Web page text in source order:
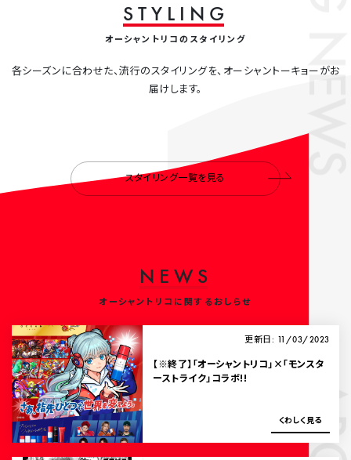
S T Y L N G
オーシャントリコのスタイリング
各シーズンに合わせた、流行のスタイリングを、オーシャントーキョーがお
届けします。
スタイリング一覧を見る
N E W S
オーシャントリコに関するおしらせ
更新日: 11/03/2023
【※終了】「オーシャントリコ」×「モンスタ
ーストライク」コラボ!!
くわ しく 見る
NEWS